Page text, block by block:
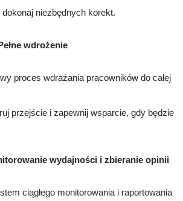
dokonaj niezbędnych korekt.
wdrożenie
proces wdrażania pracowników do całej
przejście i zapewnij wsparcie, gdy będzie
wydajności i zbieranie opinii
ciągłego monitorowania i raportowania